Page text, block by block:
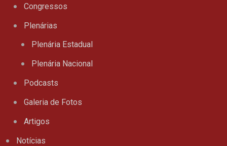
Congressos
Plenárias
Plenária Estadual
Plenária Nacional
Podcasts
Galeria de Fotos
Artigos
Notícias